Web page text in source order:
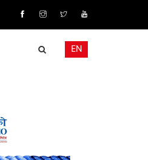
EN